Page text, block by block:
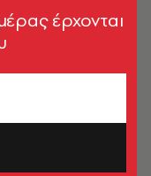
έρχονται